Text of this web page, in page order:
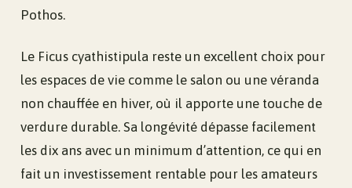
Pothos.
Le Ficus cyathistipula reste un excellent choix pour
les espaces de vie comme le salon ou une véranda
non chauffée en hiver, où il apporte une touche de
verdure durable. Sa longévité dépasse facilement
les dix ans avec un minimum d’attention, ce qui en
fait un investissement rentable pour les amateurs